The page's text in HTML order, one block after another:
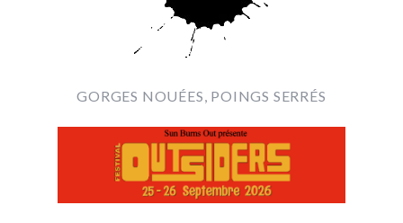
GORGES NOUÉES, POINGS SERRÉS